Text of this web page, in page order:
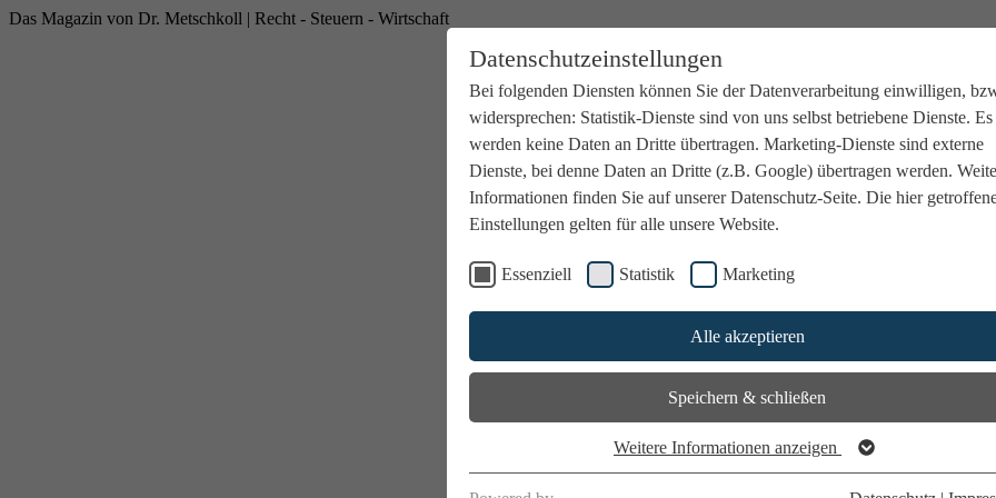
Datenschutzeinstellungen
Bei folgenden Diensten können Sie der Datenverarbeitung einwilligen,
widersprechen: Statistik-Dienste sind von uns selbst betriebene Dienste. Es
werden keine Daten an Dritte übertragen. Marketing-Dienste sind externe
Dienste, bei denne Daten an Dritte (z.B. Google) übertragen werden.
Informationen finden Sie auf unserer Datenschutz-Seite. Die hier
Einstellungen gelten für alle unsere Website.
Essenziell Statistik Marketing
Alle akzeptieren
Speichern & schließen
Weitere Informationen anzeigen
Das Magazin von Dr. Metschkoll | Recht - Steuern - Wirtschaft